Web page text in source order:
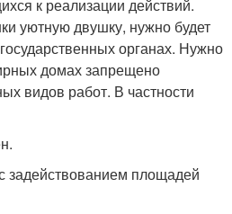
к реализации действий.
уютную двушку, нужно будет
органах. Нужно
домах запрещено
видов работ. В частности
задействованием площадей